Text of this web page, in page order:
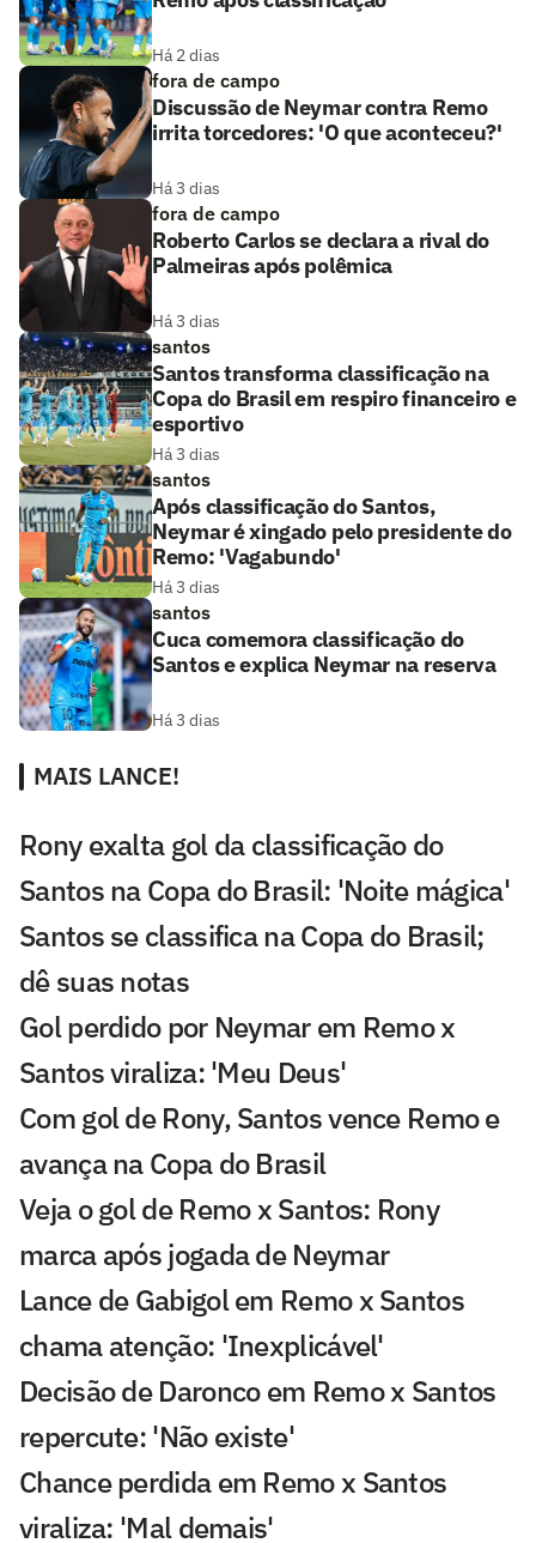
Há 2 dias
fora de campo
Discussão de Neymar contra Remo
irrita torcedores: 'O que aconteceu?'
Há 3 dias
fora de campo
Roberto Carlos se declara a rival do
Palmeiras após polêmica
Há 3 dias
santos
Santos transforma classificação na
Copa do Brasil em respiro financeiro e
esportivo
Há 3 dias
santos
Após classificação do Santos,
Neymar é xingado pelo presidente do
Remo: 'Vagabundo'
Há 3 dias
santos
Cuca comemora classificação do
Santos e explica Neymar na reserva
Há 3 dias
MAIS LANCE!
Rony exalta gol da classificação do
Santos na Copa do Brasil: 'Noite mágica'
Santos se classifica na Copa do Brasil;
dê suas notas
Gol perdido por Neymar em Remo x
Santos viraliza: 'Meu Deus'
Com gol de Rony, Santos vence Remo e
avança na Copa do Brasil
Veja o gol de Remo x Santos: Rony
marca após jogada de Neymar
Lance de Gabigol em Remo x Santos
chama atenção: 'Inexplicável'
Decisão de Daronco em Remo x Santos
repercute: 'Não existe'
Chance perdida em Remo x Santos
viraliza: 'Mal demais'